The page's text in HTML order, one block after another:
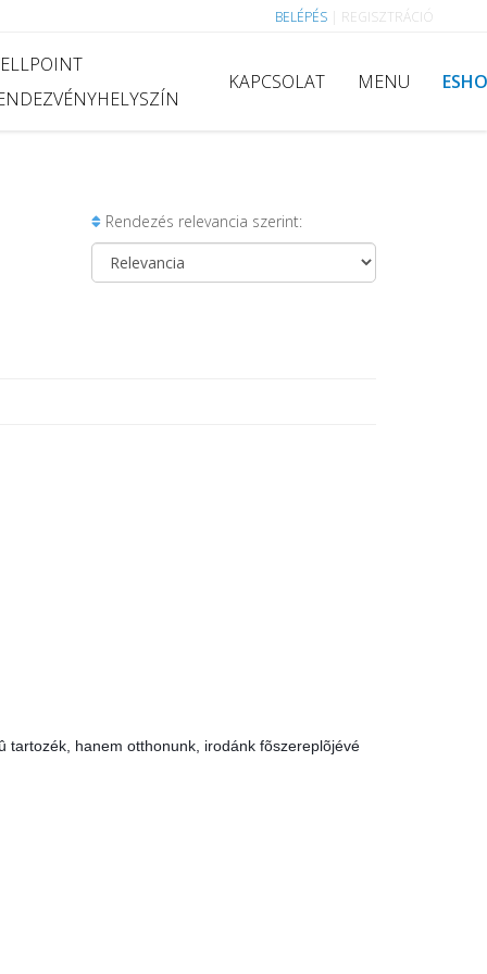
BELÉPÉS REGISZTRÁCIÓ
KAPCSOLAT MENU
Rendezés relevancia szerint:
tartozék, hanem otthonunk, irodánk fõszereplõjévé